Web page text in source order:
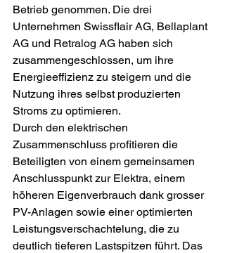
Betrieb genommen. Die drei
Unternehmen Swissflair AG, Bellaplant
AG und Retralog AG haben sich
zusammengeschlossen, um ihre
Energieeffizienz zu steigern und die
Nutzung ihres selbst produzierten
Stroms zu optimieren.
Durch den elektrischen
Zusammenschluss profitieren die
Beteiligten von einem gemeinsamen
Anschlusspunkt zur Elektra, einem
höheren Eigenverbrauch dank grosser
PV-Anlagen sowie einer optimierten
Leistungsverschachtelung, die zu
deutlich tieferen Lastspitzen führt. Das